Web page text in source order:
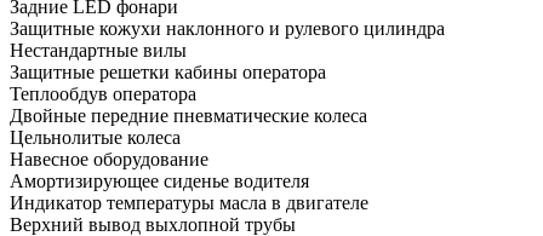
Задние LED фонари
Защитные кожухи наклонного и рулевого цилиндра
Нестандартные вилы
Защитные решетки кабины оператора
Теплообдув оператора
Двойные передние пневматические колеса
Цельнолитые колеса
Навесное оборудование
Амортизирующее сиденье водителя
Индикатор температуры масла в двигателе
Верхний вывод выхлопной трубы